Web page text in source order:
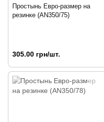
Простынь Евро-размер на
резинке (AN350/75)
305.00 грн/шт.